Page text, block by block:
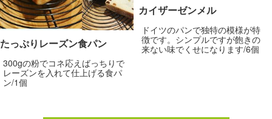
たっぷりレーズン食パン
300gの粉でコネ応えばっちりで
レーズンを入れて仕上げる食パ
ン/1個
カイザーゼンメル
ドイツのパンで独特の模様が特
徴です。シンプルですが飽きの
来ない味でくせになります/6個